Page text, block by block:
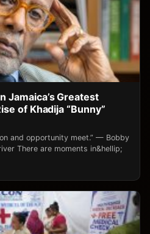
Jamaica’s Greatest
of Khadija “Bunny”
and opportunity meet.” — Bobby
There are moments in&hellip;